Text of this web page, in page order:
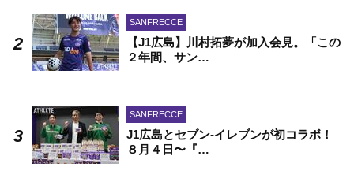
SANFRECCE
【J1広島】川村拓夢が加入会見。「この
２年間、サン…
SANFRECCE
J1広島とセブン-イレブンが初コラボ！
８月４日〜『…